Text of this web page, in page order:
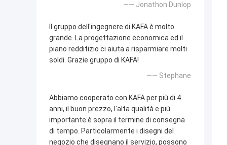
—— Jonathon Dunlop
Il gruppo dell'ingegnere di KAFA è molto
grande. La progettazione economica ed il
piano redditizio ci aiuta a risparmiare molti
soldi. Grazie gruppo di KAFA!
—— Stephane
Abbiamo cooperato con KAFA per più di 4
anni, il buon prezzo, l'alta qualità e più
importante è sopra il termine di consegna
di tempo. Particolarmente i disegni del
negozio che disegnano il servizio, possono